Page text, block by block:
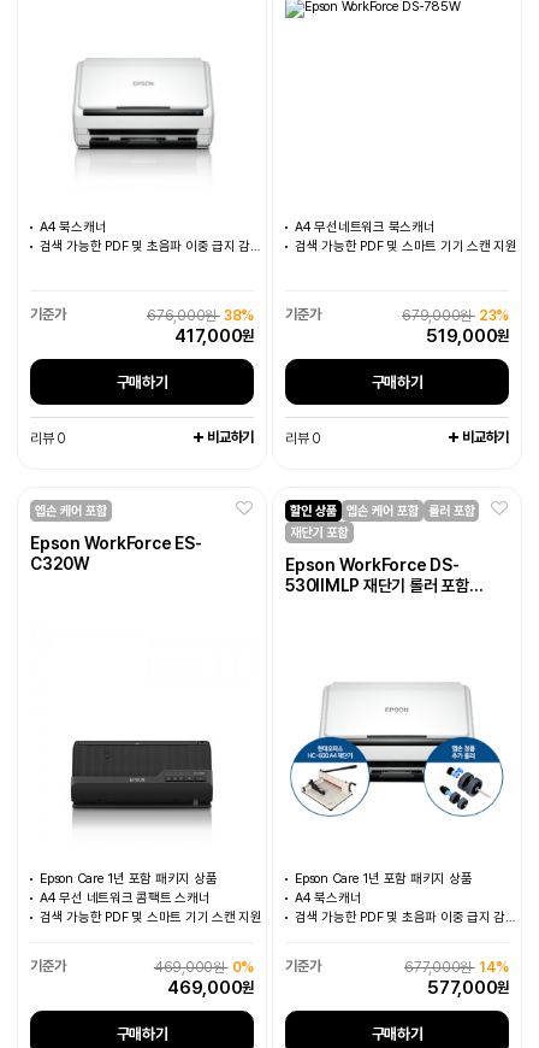
A4 북스캐너
검색 가능한 PDF 및 초음파 이중 급지 감지 지원
676,000원 38%
417,000원
구매하기
리뷰 0 비교하기
A4 무선네트워크 북스캐너
검색 가능한 PDF 및 스마트 기기 스캔 지원
679,000원 23%
519,000원
구매하기
리뷰 0 비교하기
Epson WorkForce ES-
C320W
Epson Care 1년 포함 패키지 상품
A4 무선 네트워크 콤팩트 스캐너
검색 가능한 PDF 및 스마트 기기 스캔 지원
469,000원 0%
469,000원
구매하기
Epson WorkForce DS-
530IIMLP 재단기 롤러 포함
Epson Care 1년 포함 패키지 상품
A4 북스캐너
검색 가능한 PDF 및 초음파 이중 급지 감지 지원
677,000원 14%
577,000원
구매하기